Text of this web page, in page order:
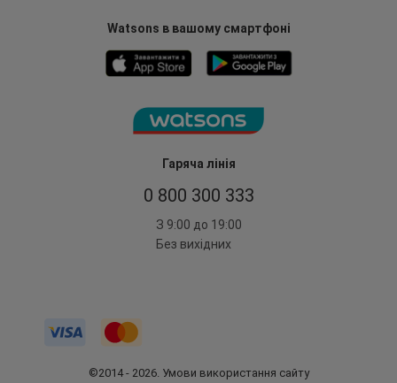
Гаряча лінія
0 800 300 333
З 9:00 до 19:00
Без вихідних
Watsons в вашому смартфоні
©2014 - 2026. Умови використання сайту